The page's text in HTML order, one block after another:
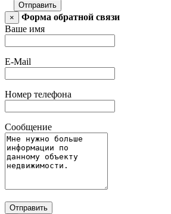
Отправить
×
Форма обратной связи
Ваше имя
E-Mail
Номер телефона
Сообщение
Отправить